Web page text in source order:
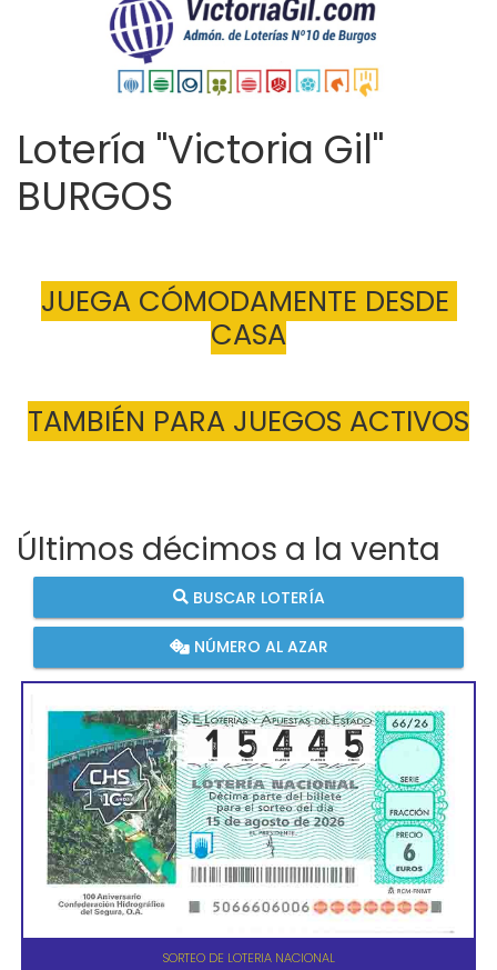
Lotería "Victoria Gil"
BURGOS
JUEGA CÓMODAMENTE DESDE
CASA
TAMBIÉN PARA JUEGOS ACTIVOS
Últimos décimos a la venta
BUSCAR LOTERÍA
NÚMERO AL AZAR
SORTEO DE LOTERIA NACIONAL